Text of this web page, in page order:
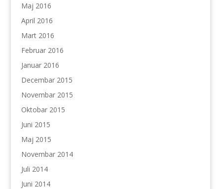
Maj 2016
April 2016
Mart 2016
Februar 2016
Januar 2016
Decembar 2015
Novembar 2015
Oktobar 2015
Juni 2015
Maj 2015
Novembar 2014
Juli 2014
Juni 2014